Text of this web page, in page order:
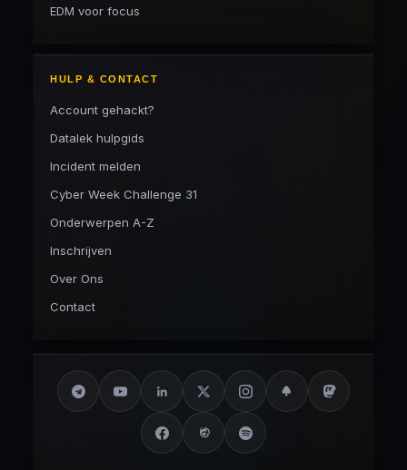
EDM voor focus
HULP & CONTACT
Account gehackt?
Datalek hulpgids
Incident melden
Cyber Week Challenge 31
Onderwerpen A-Z
Inschrijven
Over Ons
Contact